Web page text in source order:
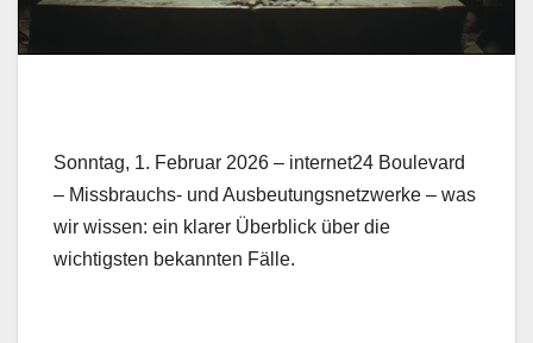
Sonntag, 1. Februar 2026 – internet24 Boulevard
– Missbrauchs- und Ausbeutungsnetzwerke – was
wir wissen: ein klarer Überblick über die
wichtigsten bekannten Fälle.